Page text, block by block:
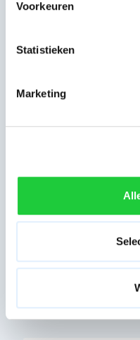
Voorkeuren
Statistieken
Marketing
Veelzijdig
Brede
Eenvoudig
binnen 24 uur geleverd. U
ophalen. Neem hiervoor
Specificaties